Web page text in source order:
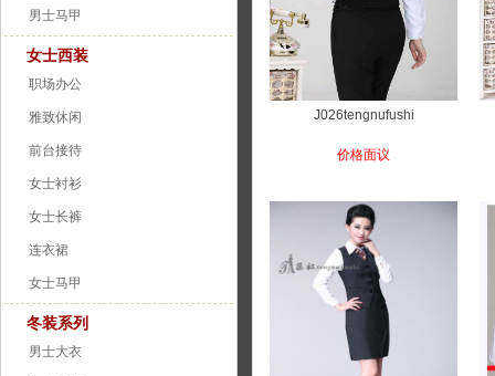
男士马甲
女士西装
职场办公
雅致休闲
前台接待
女士衬衫
女士长裤
连衣裙
女士马甲
冬装系列
男士大衣
J026tengnufushi
价格面议